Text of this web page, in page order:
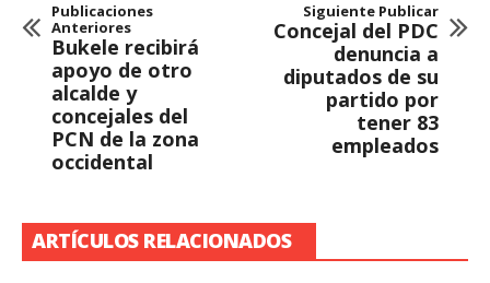
Publicaciones
Anteriores
Bukele recibirá
apoyo de otro
alcalde y
concejales del
PCN de la zona
occidental
Siguiente Publicar
Concejal del PDC
denuncia a
diputados de su
partido por
tener 83
empleados
ARTÍCULOS RELACIONADOS